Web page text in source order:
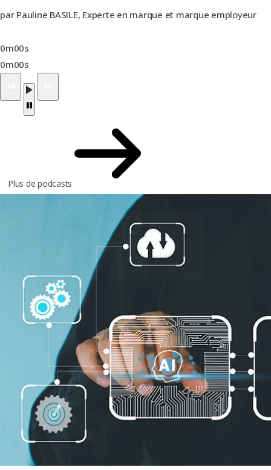
par Pauline BASILE, Experte en marque et marque employeur
0m00s
0m00s
Plus de podcasts